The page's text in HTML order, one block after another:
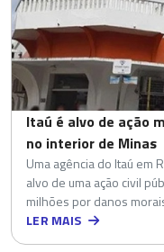
Itaú é alvo de ação
no interior de Minas
Uma agência do Itaú em
alvo de uma ação civil
milhões por danos
LER MAIS